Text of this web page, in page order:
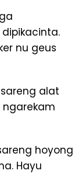
nu geus
alat
ngarekam
hoyong
Hayu